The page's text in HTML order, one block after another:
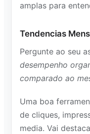
amplas para
Tendencias
Pergunte ao seu
desempenho
comparado ao
Uma boa
de cliques,
media. Vai